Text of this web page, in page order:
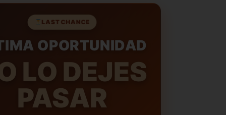
para decidir si te quedas con tu compra,
total tranquilidad.
GRATIS– Te enviamos la nueva talla de
gratuita.
LAST CHANCE
OPORTUNIDAD
LO DEJES
PASAR